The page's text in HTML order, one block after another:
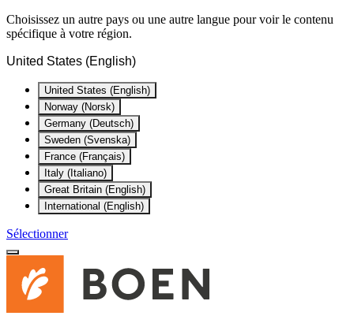
Choisissez un autre pays ou une autre langue pour voir le contenu
spécifique à votre région.
United States (English)
United States (English)
Norway (Norsk)
Germany (Deutsch)
Sweden (Svenska)
France (Français)
Italy (Italiano)
Great Britain (English)
International (English)
Sélectionner